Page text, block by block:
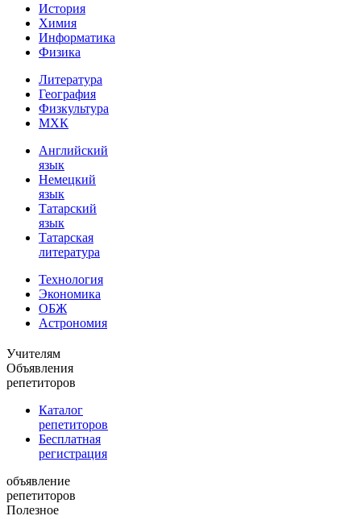
История
Химия
Информатика
Физика
Литература
География
Физкультура
МХК
Английский
язык
Немецкий
язык
Татарский
язык
Татарская
литература
Технология
Экономика
ОБЖ
Астрономия
Учителям
Объявления
репетиторов
Каталог
репетиторов
Бесплатная
регистрация
объявление
репетиторов
Полезное